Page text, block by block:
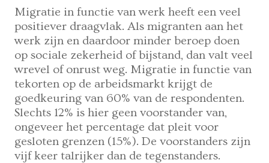
Migratie in functie van werk heeft een veel
positiever draagvlak. Als migranten aan het
werk zijn en daardoor minder beroep doen
op sociale zekerheid of bijstand, dan valt veel
wrevel of onrust weg. Migratie in functie van
tekorten op de arbeidsmarkt krijgt de
goedkeuring van 60% van de respondenten.
Slechts 12% is hier geen voorstander van,
ongeveer het percentage dat pleit voor
gesloten grenzen (15%). De voorstanders zijn
vijf keer talrijker dan de tegenstanders.